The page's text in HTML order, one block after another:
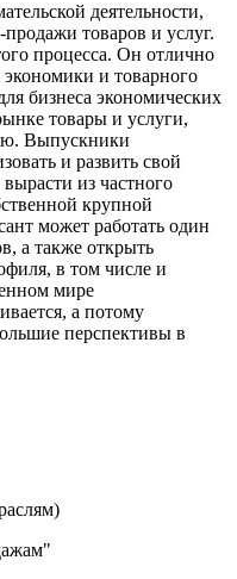
деятельности,
товаров и услуг.
процесса. Он отлично
экономики и товарного
бизнеса экономических
товары и услуги,
Выпускники
и развить свой
вырасти из частного
крупной
может работать один
а также открыть
в том числе и
мире
а потому
перспективы в